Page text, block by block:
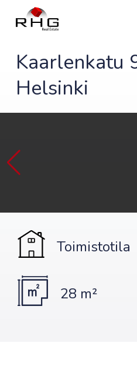
Kaarlenkatu
Helsinki
Toimistotila
28 m²